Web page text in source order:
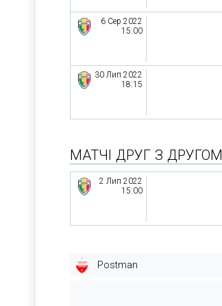
6 Сер 2022
15:00
30 Лип 2022
18:15
МАТЧІ ДРУГ З ДРУГОМ
2 Лип 2022
15:00
Postman